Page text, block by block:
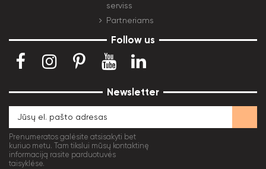
serviss
Partneriams
Follow us
Newsletter
Prenumeratos galėsite atsisakyti bet
kuriuo metu. Tam tikslui mūsų kontaktinę
informaciją rasite parduotuvės
taisyklėse.